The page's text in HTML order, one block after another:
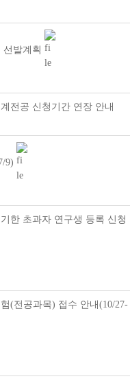
선발계획
전공 신청기간 연장 안내
9)
한 초과자 연구생 등록 신청
(전공과목) 접수 안내(10/27-